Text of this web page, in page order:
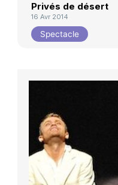
Privés de désert
16 Avr 2014
Spectacle